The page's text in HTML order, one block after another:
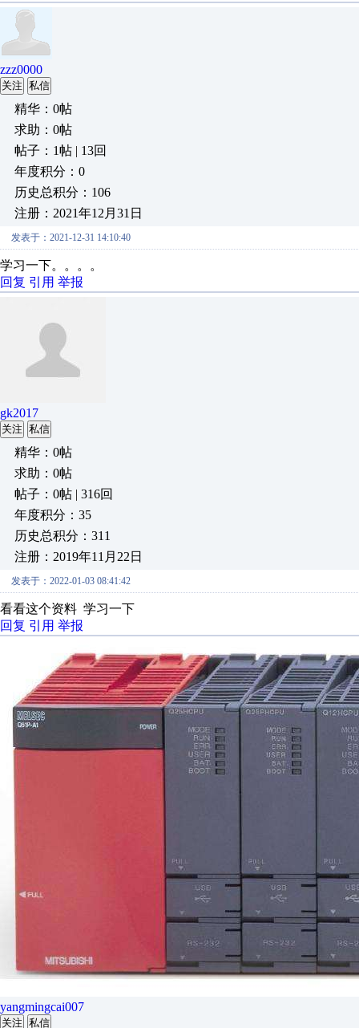
zzz0000
关注 私信
精华：0帖
求助：0帖
帖子：1帖 | 13回
年度积分：0
历史总积分：106
注册：2021年12月31日
发表于：2021-12-31 14:10:40
学习一下。。。。
回复 引用 举报
gk2017
关注 私信
精华：0帖
求助：0帖
帖子：0帖 | 316回
年度积分：35
历史总积分：311
注册：2019年11月22日
发表于：2022-01-03 08:41:42
看看这个资料 学习一下
回复 引用 举报
yangmingcai007
关注 私信